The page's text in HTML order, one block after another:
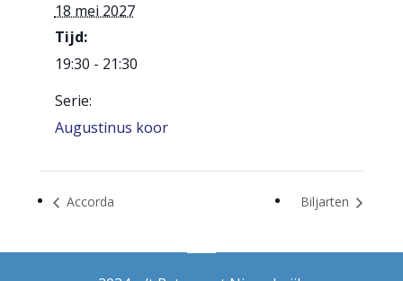
18 mei 2027
Tijd:
19:30 - 21:30
Serie:
Augustinus koor
Accorda Biljarten